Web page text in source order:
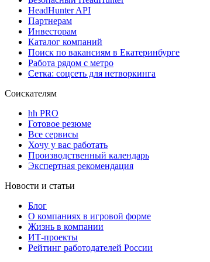
HeadHunter API
Партнерам
Инвесторам
Каталог компаний
Поиск по вакансиям в Екатеринбурге
Работа рядом с метро
Сетка: соцсеть для нетворкинга
Соискателям
hh PRO
Готовое резюме
Все сервисы
Хочу у вас работать
Производственный календарь
Экспертная рекомендация
Новости и статьи
Блог
О компаниях в игровой форме
Жизнь в компании
ИТ-проекты
Рейтинг работодателей России